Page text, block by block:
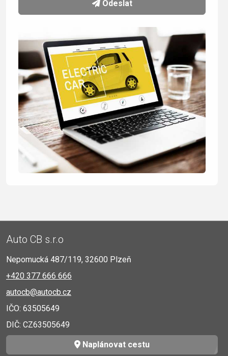
Odeslat
Auto CB s.r.o
Nepomucká 487/119, 32600 Plzeň
+420 377 666 666
autocb@autocb.cz
IČO: 63505649
DIČ: CZ63505649
Naplánovat cestu